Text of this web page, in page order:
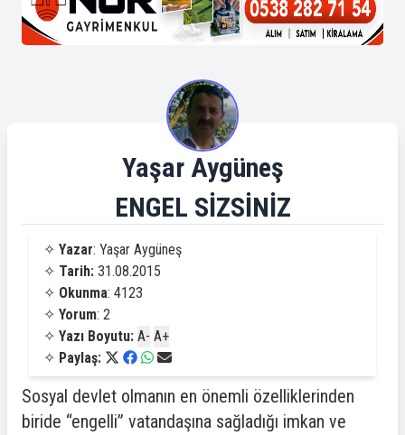
Yaşar Aygüneş
ENGEL SİZSİNİZ
✧ Yazar: Yaşar Aygüneş
✧ Tarih: 31.08.2015
✧ Okunma: 4123
✧ Yorum: 2
✧ Yazı Boyutu: A- A+
✧ Paylaş:
Sosyal devlet olmanın en önemli özelliklerinden
biride “engelli” vatandaşına sağladığı imkan ve